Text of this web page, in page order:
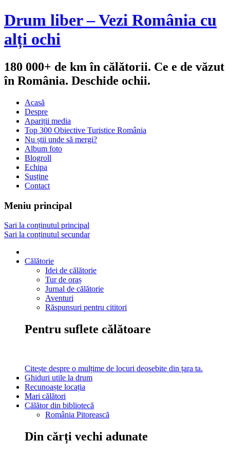
Drum liber – Vezi România cu
alți ochi
180 000+ de km în călătorii. Ce e de văzut
în România. Deschide ochii.
Acasă
Despre
Apariții media
Top 300 Obiective Turistice România
Nu știi unde să mergi?
Album foto
Blogroll
Echipa
Susține
Contact
Meniu principal
Sari la conținutul principal
Sari la conținutul secundar
Călătorie
Idei de călătorie
Tur de oraș
Jurnal de călătorie
Aventuri
Răspunsuri pentru cititori
Pentru suflete călătoare
Citește despre o mulțime de locuri deosebite din țara ta.
Ghiduri utile la drum
Recunoaște locația
Mari călători
Călător din bibliotecă
România Pitorească
Din cărți vechi adunate